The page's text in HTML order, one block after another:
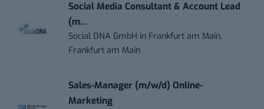
Social Media Consultant & Account Lead
(m...
Social DNA GmbH in Frankfurt am Main,
Frankfurt am Main
Sales-Manager (m/w/d) Online-
Marketing